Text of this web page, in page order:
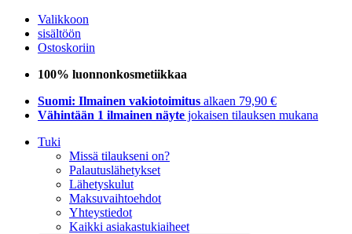
Valikkoon
sisältöön
Ostoskoriin
100% luonnonkosmetiikkaa
Suomi: Ilmainen vakiotoimitus alkaen 79,90 €
Vähintään 1 ilmainen näyte jokaisen tilauksen mukana
Tuki
Missä tilaukseni on?
Palautuslähetykset
Lähetyskulut
Maksuvaihtoehdot
Yhteystiedot
Kaikki asiakastukiaiheet